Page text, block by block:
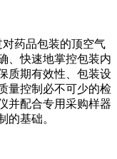
药品包装的顶空气
、快速地掌控包装内
质期有效性、包装设
量控制必不可少的检
并配合专用采购样器
的基础。